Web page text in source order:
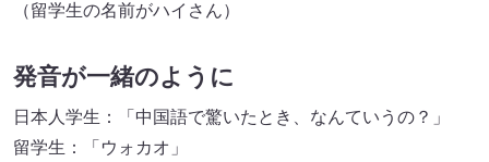
（留学生の名前がハイさん）
発音が一緒のように
日本人学生：「中国語で驚いたとき、なんていうの？」
留学生：「ウォカオ」